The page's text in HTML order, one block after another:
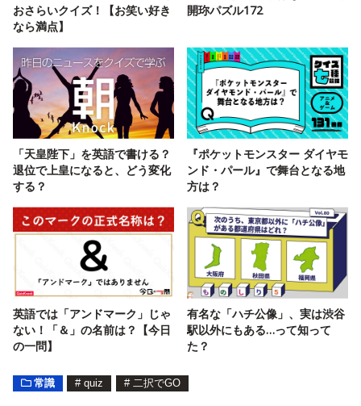
おさらいクイズ！【お笑い好き
なら満点】
開珎パズル172
「天皇陛下」を英語で書ける？
退位で上皇になると、どう変化
する？
『ポケットモンスター ダイヤモ
ンド・パール』で舞台となる地
方は？
英語では「アンドマーク」じゃ
ない！「＆」の名前は？【今日
の一問】
有名な「ハチ公像」、実は渋谷
駅以外にもある…って知って
た？
常識 # quiz # 二択でGO